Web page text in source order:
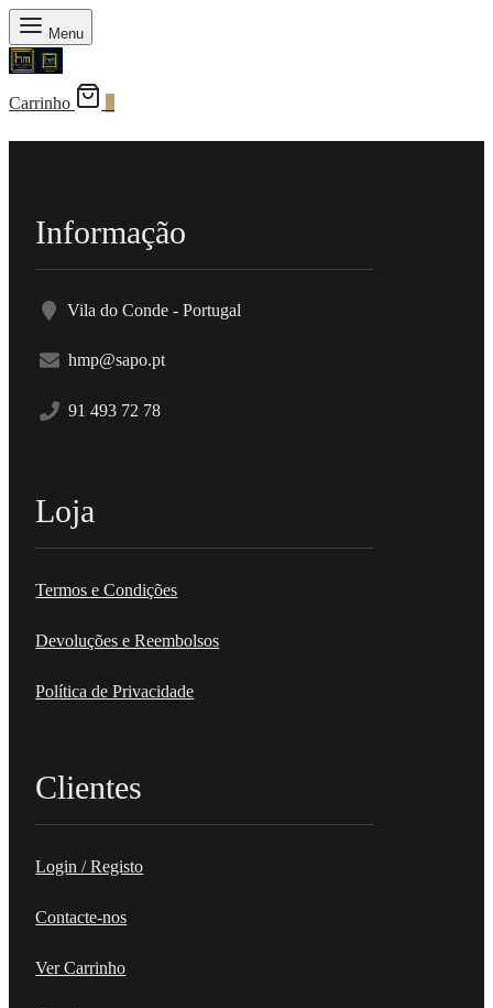
Menu
Carrinho
Informação
Vila do Conde - Portugal
hmp@sapo.pt
91 493 72 78
Loja
Termos e Condições
Devoluções e Reembolsos
Política de Privacidade
Clientes
Login / Registo
Contacte-nos
Ver Carrinho